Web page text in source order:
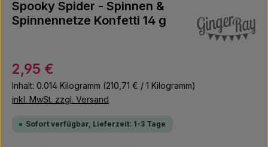
Spooky Spider - Spinnen &
Spinnennetze Konfetti 14 g
Regulärer Preis:
2,95 €
Inhalt: 0.014 Kilogramm (210,71 € / 1 Kilogramm)
inkl. MwSt. zzgl. Versand
Sofort verfügbar, Lieferzeit: 1-3 Tage